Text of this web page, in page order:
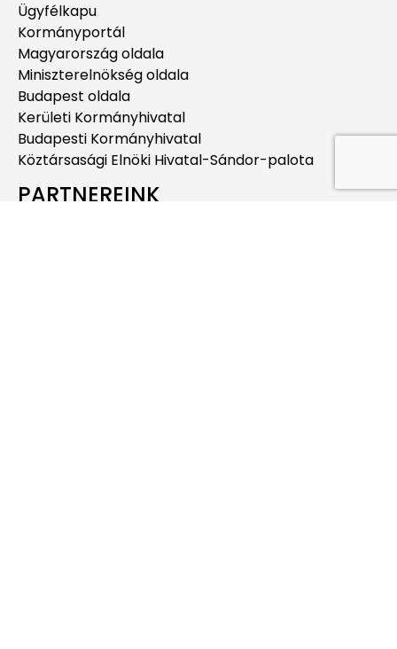
Ügyfélkapu
Kormányportál
Magyarország oldala
Miniszterelnökség oldala
Budapest oldala
Kerületi Kormányhivatal
Budapesti Kormányhivatal
Köztársasági Elnöki Hivatal-Sándor-palota
PARTNEREINK